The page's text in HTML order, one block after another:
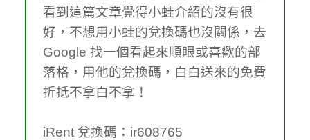
看到這篇文章覺得小蛙介紹的沒有很
好，不想用小蛙的兌換碼也沒關係，去
Google 找一個看起來順眼或喜歡的部
落格，用他的兌換碼，白白送來的免費
折抵不拿白不拿！
iRent 兌換碼：ir608765